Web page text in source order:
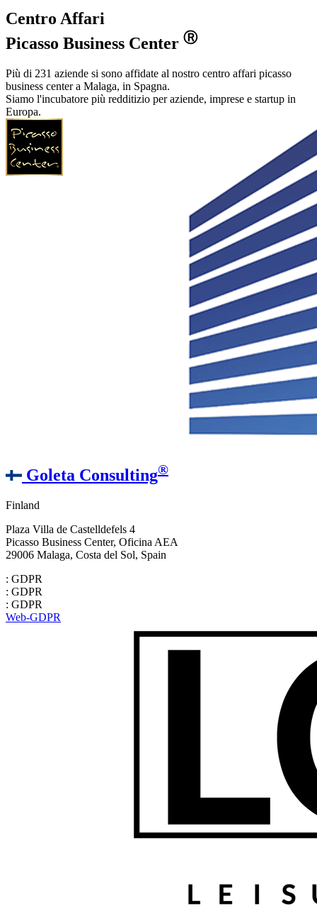
Centro Affari
Picasso Business Center Ⓡ
Più di 231 aziende si sono affidate al nostro centro affari picasso
business center a Malaga, in Spagna.
Siamo l'incubatore più redditizio per aziende, imprese e startup in
Europa.
Goleta Consulting®
Finland
Plaza Villa de Castelldefels 4
Picasso Business Center, Oficina AEA
29006 Malaga, Costa del Sol, Spain
: GDPR
: GDPR
: GDPR
Web-GDPR